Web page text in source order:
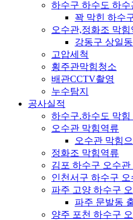
하수구 하수도 하수
꽉 막힌 하수
오수관,정화조 막힘
강동구 상일
고압세척
횡주관막힘청소
배관CCTV촬영
누수탐지
공사실적
하수구.하수도 막힘
오수관 막힘역류
오수관 막힘
정화조 막힘역류
김포 하수구 오수관
인천서구 하수구
파주 고양 하수구
파주 문발동
양주 포천 하수구